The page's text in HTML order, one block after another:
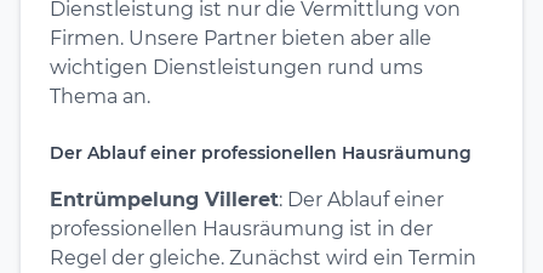
Dienstleistung ist nur die Vermittlung von
Firmen. Unsere Partner bieten aber alle
wichtigen Dienstleistungen rund ums
Thema an.
Der Ablauf einer professionellen Hausräumung
Entrümpelung Villeret: Der Ablauf einer
professionellen Hausräumung ist in der
Regel der gleiche. Zunächst wird ein Termin